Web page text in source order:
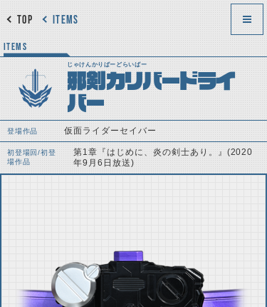
ITEMS
TOP
ITEMS
じゃけんかりばーどらいばー
邪剣カリバードライ
バー
登場作品 仮面ライダーセイバー
初登場回/初登
場作品
第1章『はじめに、炎の剣士あり。』(2020
年9月6日放送)